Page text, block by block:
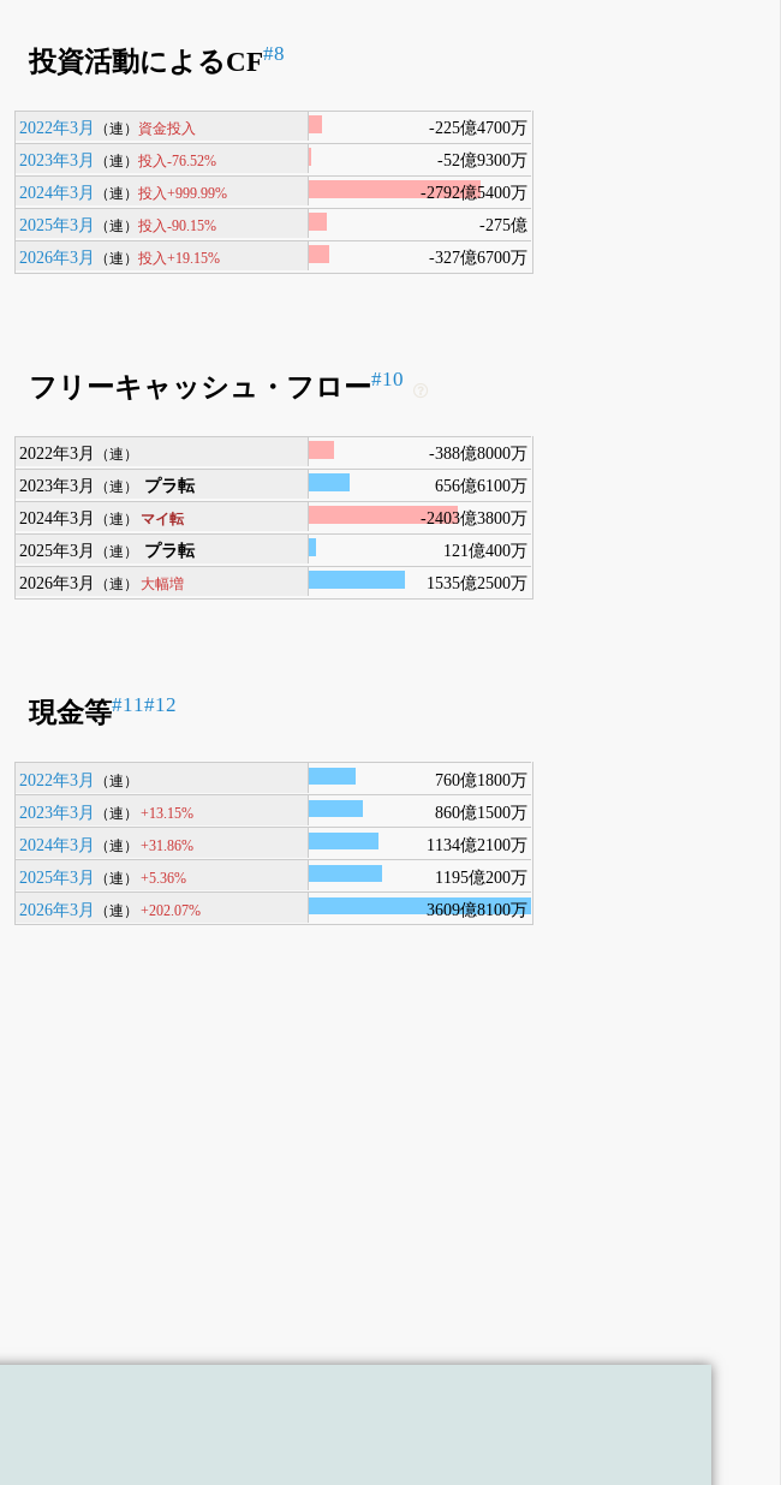
投資活動によるCF#8
2022年3月 （連） 資金投入
-225億4700万
2023年3月
（連）投入-76.52%
-52億9300万
2024年3月
（連）投入+999.99%
-2792億5400万
2025年3月
（連）投入-90.15%
-275億
2026年3月
（連）投入+19.15% -327億6700万
フリーキャッシュ・フロー#10
2022年3月 （連）
-388億8000万
2023年3月
（連） プラ転
656億6100万
2024年3月
（連） マイ転
-2403億3800万
2025年3月
（連） プラ転
121億400万
2026年3月
（連） 大幅増 1535億2500万
現金等#11#12
2022年3月 （連）
760億1800万
2023年3月
（連） +13.15%
860億1500万
2024年3月
（連） +31.86%
1134億2100万
2025年3月
（連） +5.36%
1195億200万
2026年3月
（連） +202.07% 3609億8100万